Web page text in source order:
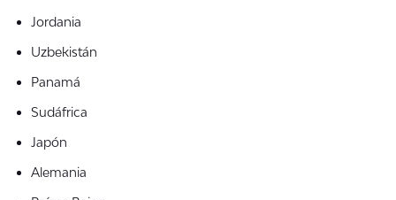
Jordania
Uzbekistán
Panamá
Sudáfrica
Japón
Alemania